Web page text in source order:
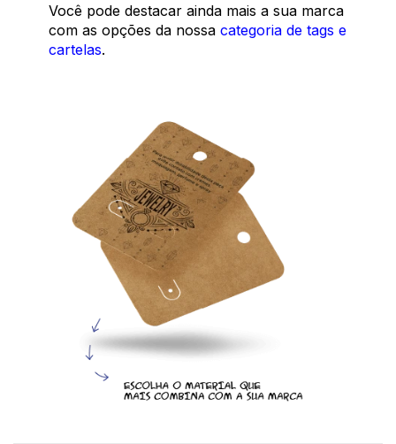
Você pode destacar ainda mais a sua marca
com as opções da nossa categoria de tags e
cartelas.